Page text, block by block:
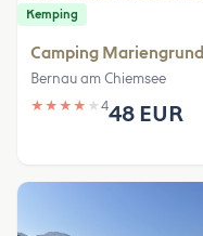
Kemping
Camping Mariengrund
Bernau am Chiemsee
★ ★ ★ ★ ★ 448 EUR